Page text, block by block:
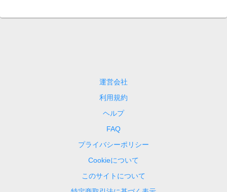
運営会社
利用規約
ヘルプ
FAQ
プライバシーポリシー
Cookieについて
このサイトについて